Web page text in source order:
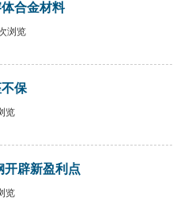
合金材料
浏览
保
览
开辟新盈利点
览